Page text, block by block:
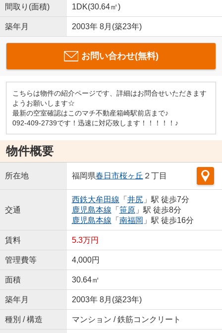
間取り(面積) 1DK(30.64㎡)
築年月 2003年 8月(築23年)
お問い合わせ(無料)
こちらは物件の紹介ページです、詳細はお問合せいただきます
ようお願いします☆
最新の空室確認はこのマチ不動産箱崎駅前店まで♪
092-409-2739です！迅速に対応致します！！！！！♪
物件概要
所在地 福岡県春日市桜ヶ丘 ２丁目
交通
西鉄大牟田線 「 井尻」駅 徒歩7分
鹿児島本線 「 笹原」駅 徒歩8分
鹿児島本線 「 南福岡 」駅 徒歩16分
賃料 5.3万円
管理費等 4,000円
面積 30.64㎡
築年月 2003年 8月(築23年)
種別 / 構造 マンション / 鉄筋コンクリート